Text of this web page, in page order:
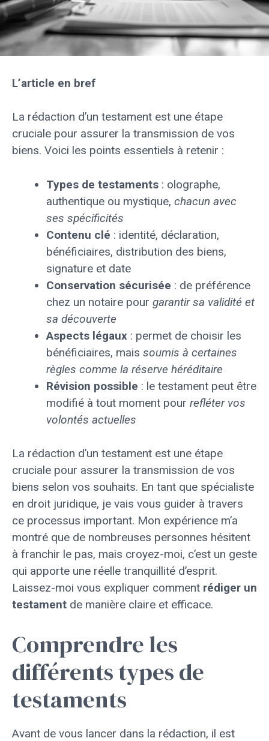
L’article en bref
La rédaction d’un testament est une étape
cruciale pour assurer la transmission de vos
biens. Voici les points essentiels à retenir :
Types de testaments : olographe,
authentique ou mystique, chacun avec
ses spécificités
Contenu clé : identité, déclaration,
bénéficiaires, distribution des biens,
signature et date
Conservation sécurisée : de préférence
chez un notaire pour garantir sa validité et
sa découverte
Aspects légaux : permet de choisir les
bénéficiaires, mais soumis à certaines
règles comme la réserve héréditaire
Révision possible : le testament peut être
modifié à tout moment pour refléter vos
volontés actuelles
La rédaction d’un testament est une étape
cruciale pour assurer la transmission de vos
biens selon vos souhaits. En tant que spécialiste
en droit juridique, je vais vous guider à travers
ce processus important. Mon expérience m’a
montré que de nombreuses personnes hésitent
à franchir le pas, mais croyez-moi, c’est un geste
qui apporte une réelle tranquillité d’esprit.
Laissez-moi vous expliquer comment rédiger un
testament de manière claire et efficace.
Comprendre les
différents types de
testaments
Avant de vous lancer dans la rédaction, il est